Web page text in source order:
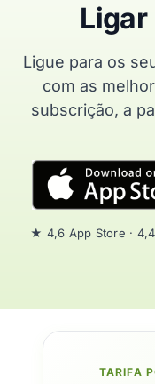
Ligar
Ligue para os
com as
subscrição, a
★ 4,6 App Store ·
TARIFA